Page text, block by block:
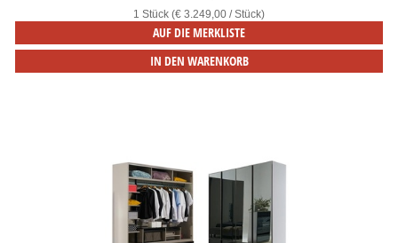
1 Stück (€ 3.249,00 / Stück)
AUF DIE MERKLISTE
IN DEN WARENKORB